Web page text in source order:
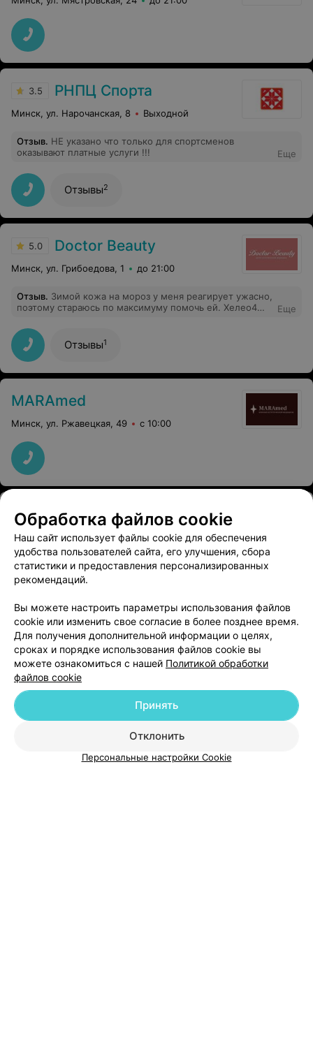
3.5 РНПЦ Спорта
Минск, ул. Нарочанская, 8 Выходной
Отзыв. НЕ указано что только для спортсменов
оказывают платные услуги !!!
Еще
Отзывы2
5.0 Doctor Beauty
Минск, ул. Грибоедова, 1 до 21:00
Отзыв. Зимой кожа на мороз у меня реагирует ужасно,
поэтому стараюсь по максимуму помочь ей. Хелео4
холода переживаю попроще, обычного увлажняющего
крема в уходе достаточно, думаю как раз взять от этого
же бренда попробовать
Еще
Отзывы1
MARAmed
Минск, ул. Ржавецкая, 49 с 10:00
Показать последние 1
1 2
Добавить компанию
Новости проекта
Размещение рекламы
Обработка файлов cookie
Наш сайт использует файлы cookie для обеспечения
удобства пользователей сайта, его улучшения, сбора
статистики и предоставления персонализированных
рекомендаций.
Вы можете настроить параметры использования файлов
cookie или изменить свое согласие в более позднее время.
Для получения дополнительной информации о целях,
сроках и порядке использования файлов cookie вы
можете ознакомиться с нашей Политикой обработки
файлов cookie
Отклонить
Принять
Персональные настройки Cookie